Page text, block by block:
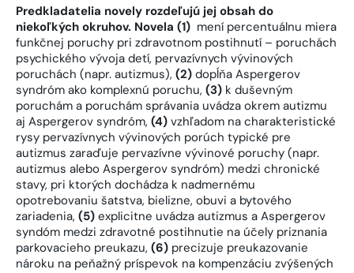
Predkladatelia novely rozdeľujú jej obsah do
niekoľkých okruhov. Novela (1) mení percentuálnu miera
funkčnej poruchy pri zdravotnom postihnutí – poruchách
psychického vývoja detí, pervazívnych vývinových
poruchách (napr. autizmus), (2) dopĺňa Aspergerov
syndróm ako komplexnú poruchu, (3) k duševným
poruchám a poruchám správania uvádza okrem autizmu
aj Aspergerov syndróm, (4) vzhľadom na charakteristické
rysy pervazívnych vývinových porúch typické pre
autizmus zaraďuje pervazívne vývinové poruchy (napr.
autizmus alebo Aspergerov syndróm) medzi chronické
stavy, pri ktorých dochádza k nadmernému
opotrebovaniu šatstva, bielizne, obuvi a bytového
zariadenia, (5) explicitne uvádza autizmus a Aspergerov
syndóm medzi zdravotné postihnutie na účely priznania
parkovacieho preukazu, (6) precizuje preukazovanie
nároku na peňažný príspevok na kompenzáciu zvýšených